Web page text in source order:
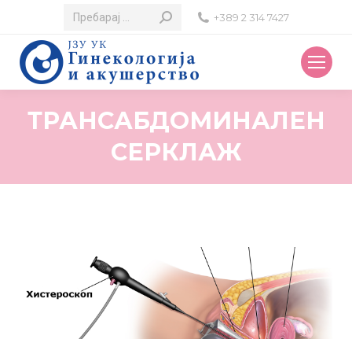
Search:
+389 2 314 7427
ТРАНСАБДОМИНАЛЕН
СЕРКЛАЖ